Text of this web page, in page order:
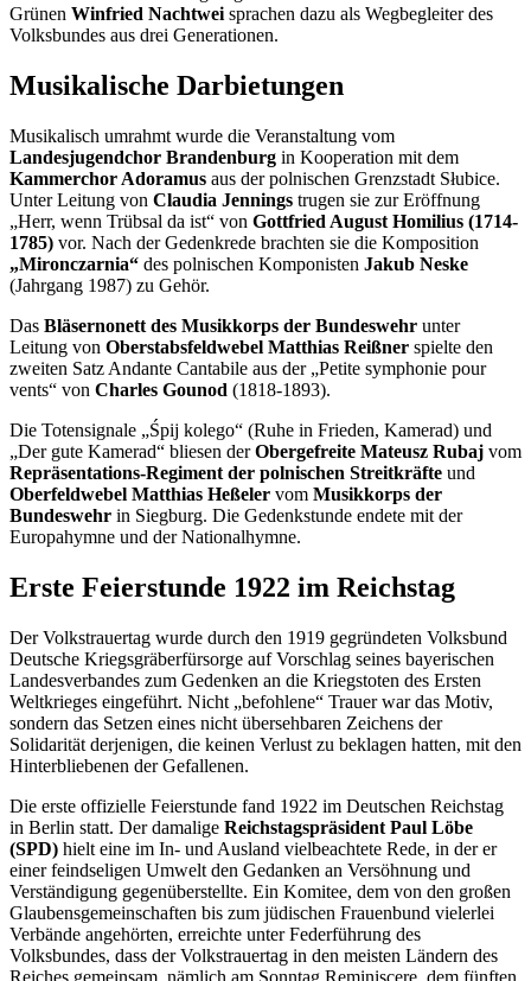
Grünen Winfried Nachtwei sprachen dazu als Wegbegleiter des
Volksbundes aus drei Generationen.
Musikalische Darbietungen
Musikalisch umrahmt wurde die Veranstaltung vom
Landesjugendchor Brandenburg in Kooperation mit dem
Kammerchor Adoramus aus der polnischen Grenzstadt Słubice.
Unter Leitung von Claudia Jennings trugen sie zur Eröffnung
„Herr, wenn Trübsal da ist“ von Gottfried August Homilius (1714-
1785) vor. Nach der Gedenkrede brachten sie die Komposition
„Mironczarnia“ des polnischen Komponisten Jakub Neske
(Jahrgang 1987) zu Gehör.
Das Bläsernonett des Musikkorps der Bundeswehr unter
Leitung von Oberstabsfeldwebel Matthias Reißner spielte den
zweiten Satz Andante Cantabile aus der „Petite symphonie pour
vents“ von Charles Gounod (1818-1893).
Die Totensignale „Śpij kolego“ (Ruhe in Frieden, Kamerad) und
„Der gute Kamerad“ bliesen derObergefreite Mateusz Rubaj vom
Repräsentations-Regiment der polnischen Streitkräfte und
Oberfeldwebel Matthias Heßeler vom Musikkorps der
Bundeswehr in Siegburg. Die Gedenkstunde endete mit der
Europahymne und der Nationalhymne.
Erste Feierstunde 1922 im Reichstag
Der Volkstrauertag wurde durch den 1919 gegründeten Volksbund
Deutsche Kriegsgräberfürsorge auf Vorschlag seines bayerischen
Landesverbandes zum Gedenken an die Kriegstoten des Ersten
Weltkrieges eingeführt. Nicht „befohlene“ Trauer war das Motiv,
sondern das Setzen eines nicht übersehbaren Zeichens der
Solidarität derjenigen, die keinen Verlust zu beklagen hatten, mit den
Hinterbliebenen der Gefallenen.
Die erste offizielle Feierstunde fand 1922 im Deutschen Reichstag
in Berlin statt. Der damalige Reichstagspräsident Paul Löbe
(SPD) hielt eine im In- und Ausland vielbeachtete Rede, in der er
einer feindseligen Umwelt den Gedanken an Versöhnung und
Verständigung gegenüberstellte. Ein Komitee, dem von den großen
Glaubensgemeinschaften bis zum jüdischen Frauenbund vielerlei
Verbände angehörten, erreichte unter Federführung des
Volksbundes, dass der Volkstrauertag in den meisten Ländern des
Reiches gemeinsam, nämlich am Sonntag Reminiscere, dem fünften